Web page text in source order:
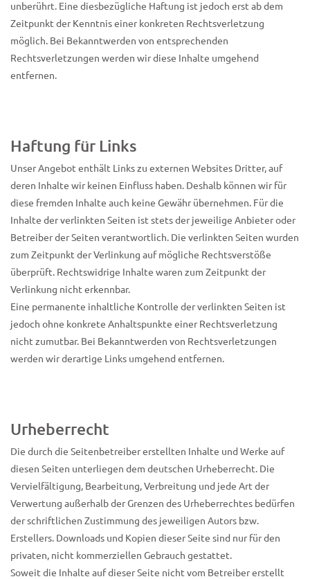
unberührt. Eine diesbezügliche Haftung ist jedoch erst ab dem
Zeitpunkt der Kenntnis einer konkreten Rechtsverletzung
möglich. Bei Bekanntwerden von entsprechenden
Rechtsverletzungen werden wir diese Inhalte umgehend
entfernen.
Haftung für Links
Unser Angebot enthält Links zu externen Websites Dritter, auf
deren Inhalte wir keinen Einfluss haben. Deshalb können wir für
diese fremden Inhalte auch keine Gewähr übernehmen. Für die
Inhalte der verlinkten Seiten ist stets der jeweilige Anbieter oder
Betreiber der Seiten verantwortlich. Die verlinkten Seiten wurden
zum Zeitpunkt der Verlinkung auf mögliche Rechtsverstöße
überprüft. Rechtswidrige Inhalte waren zum Zeitpunkt der
Verlinkung nicht erkennbar.
Eine permanente inhaltliche Kontrolle der verlinkten Seiten ist
jedoch ohne konkrete Anhaltspunkte einer Rechtsverletzung
nicht zumutbar. Bei Bekanntwerden von Rechtsverletzungen
werden wir derartige Links umgehend entfernen.
Urheberrecht
Die durch die Seitenbetreiber erstellten Inhalte und Werke auf
diesen Seiten unterliegen dem deutschen Urheberrecht. Die
Vervielfältigung, Bearbeitung, Verbreitung und jede Art der
Verwertung außerhalb der Grenzen des Urheberrechtes bedürfen
der schriftlichen Zustimmung des jeweiligen Autors bzw.
Erstellers. Downloads und Kopien dieser Seite sind nur für den
privaten, nicht kommerziellen Gebrauch gestattet.
Soweit die Inhalte auf dieser Seite nicht vom Betreiber erstellt